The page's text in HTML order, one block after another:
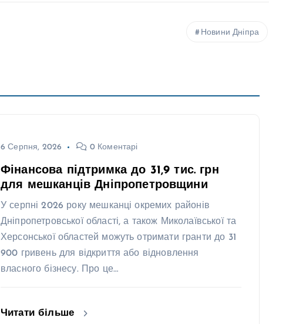
Новини Дніпра
6 Серпня, 2026 0 Коментарі
Фінансова підтримка до 31,9 тис. грн
для мешканців Дніпропетровщини
У серпні 2026 року мешканці окремих районів
Дніпропетровської області, а також Миколаївської та
Херсонської областей можуть отримати гранти до 31
900 гривень для відкриття або відновлення
власного бізнесу. Про це…
Читати більше